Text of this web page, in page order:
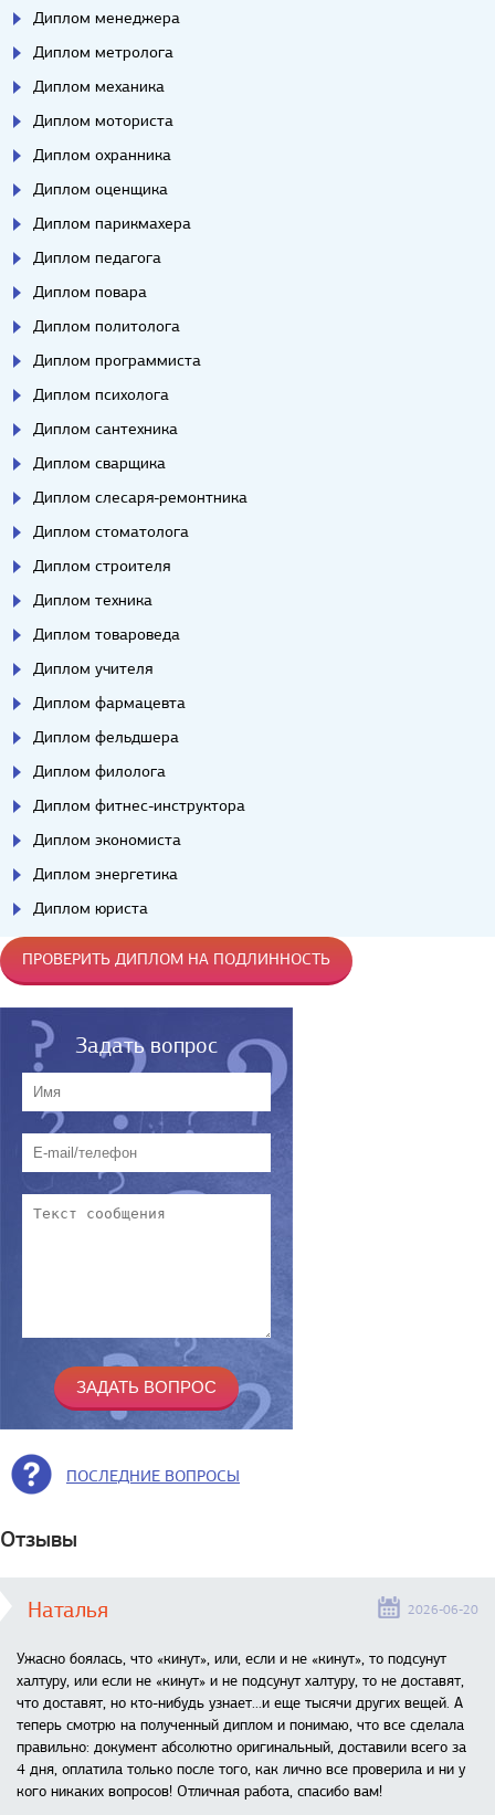
Диплом менеджера
Диплом метролога
Диплом механика
Диплом моториста
Диплом охранника
Диплом оценщика
Диплом парикмахера
Диплом педагога
Диплом повара
Диплом политолога
Диплом программиста
Диплом психолога
Диплом сантехника
Диплом сварщика
Диплом слесаря-ремонтника
Диплом стоматолога
Диплом строителя
Диплом техника
Диплом товароведа
Диплом учителя
Диплом фармацевта
Диплом фельдшера
Диплом филолога
Диплом фитнес-инструктора
Диплом экономиста
Диплом энергетика
Диплом юриста
ПРОВЕРИТЬ ДИПЛОМ НА ПОДЛИННОСТЬ
Задать вопрос
ПОСЛЕДНИЕ ВОПРОСЫ
Отзывы
Наталья 2026-06-20
Ужасно боялась, что «кинут», или, если и не «кинут», то подсунут
халтуру, или если не «кинут» и не подсунут халтуру, то не доставят,
что доставят, но кто-нибудь узнает...и еще тысячи других вещей. А
теперь смотрю на полученный диплом и понимаю, что все сделала
правильно: документ абсолютно оригинальный, доставили всего за
4 дня, оплатила только после того, как лично все проверила и ни у
кого никаких вопросов! Отличная работа, спасибо вам!